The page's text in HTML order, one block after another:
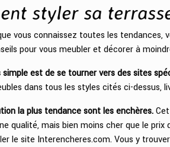
styler sa
vous connaissez toutes les tendances,
pour vous meubler et décorer à
simple est de se tourner vers des sites
dans tous les styles cités ci-dessus,
la plus tendance sont les enchères.
qualité, mais bien moins cher que le
le site Interencheres.com. Vous y